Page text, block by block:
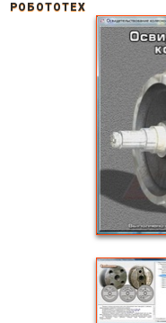
РОБОТОТЕХ